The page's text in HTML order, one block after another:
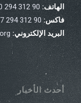
الهاتف:90 312 294 5710
فاكس:90 312 294 5777 - 5779
البريد الإلكتروني:
أحدث الأخبار